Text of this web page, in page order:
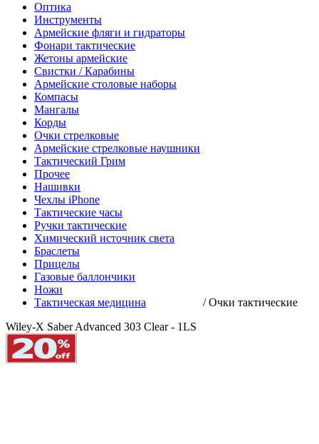
Оптика
Инструменты
Армейские фляги и гидраторы
Фонари тактические
Жетоны армейские
Свистки / Карабины
Армейские столовые наборы
Компасы
Мангалы
Корды
Очки стрелковые
Армейские стрелковые наушники
Тактический Грим
Прочее
Нашивки
Чехлы iPhone
Тактические часы
Ручки тактические
Химический источник света
Браслеты
Прицелы
Газовые баллончики
Ножи
Тактическая медицина
/Очки тактические
Wiley-X Saber Advanced 303 Clear - 1LS